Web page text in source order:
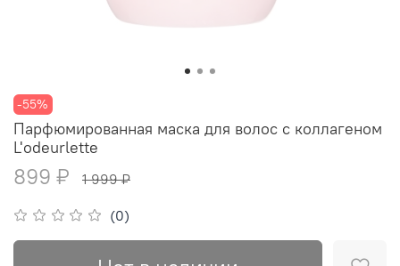
-55%
(0)
Парфюмированная маска для волос с коллагеном
L'odeurlette
899 ₽ 1 999 ₽